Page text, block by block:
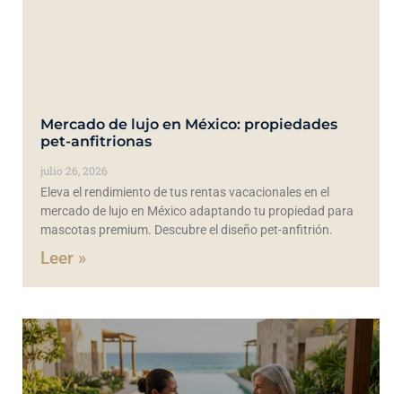
Mercado de lujo en México: propiedades
pet-anfitrionas
julio 26, 2026
Eleva el rendimiento de tus rentas vacacionales en el
mercado de lujo en México adaptando tu propiedad para
mascotas premium. Descubre el diseño pet-anfitrión.
Leer »